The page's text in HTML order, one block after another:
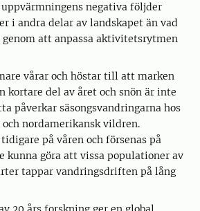
negativa följder
i andra delar av landskapet än vad
genom att anpassa aktivitetsrytmen
vårar och höstar till att marken
kortare del av året och snön är inte
påverkar säsongsvandringarna hos
nordamerikansk vildren.
på våren och försenas på
kunna göra att vissa populationer av
tappar vandringsdriften på lång